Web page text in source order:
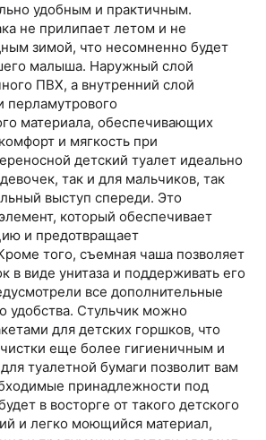
удобным и практичным.
не прилипает летом и не
зимой, что несомненно будет
малыша. Наружный слой
ПВХ, а внутренний слой
перламутрового
материала, обеспечивающих
и мягкость при
детский туалет идеально
так и для мальчиков, так
выступ спереди. Это
который обеспечивает
и предотвращает
того, съемная чаша позволяет
в виде унитаза и поддерживать его
все дополнительные
удобства. Стульчик можно
для детских горшков, что
еще более гигиеничным и
туалетной бумаги позволит вам
принадлежности под
в восторге от такого детского
и легко моющийся материал,